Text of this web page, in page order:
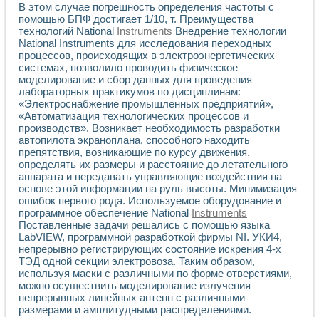
В этом случае погрешность определения частоты с
помощью БПФ достигает 1/10, т. Преимущества
технологий National Instruments Внедрение технологии
National Instruments для исследования переходных
процессов, происходящих в электроэнергетических
системах, позволило проводить физическое
моделирование и сбор данных для проведения
лабораторных практикумов по дисциплинам:
«Электроснабжение промышленных предприятий»,
«Автоматизация технологических процессов и
производств». Возникает необходимость разработки
автопилота экраноплана, способного находить
препятствия, возникающие по курсу движения,
определять их размеры и расстояние до летательного
аппарата и передавать управляющие воздействия на
основе этой информации на руль высоты. Минимизация
ошибок первого рода. Используемое оборудование и
программное обеспечение National Instruments
Поставленные задачи решались с помощью языка
LabVIEW, программной разработкой фирмы NI. УКИ4,
непрерывно регистрирующих состояние искрения 4-х
ТЭД одной секции электровоза. Таким образом,
используя маски с различными по форме отверстиями,
можно осуществить моделирование излучения
непрерывных линейных антенн с различными
размерами и амплитудными распределениями.